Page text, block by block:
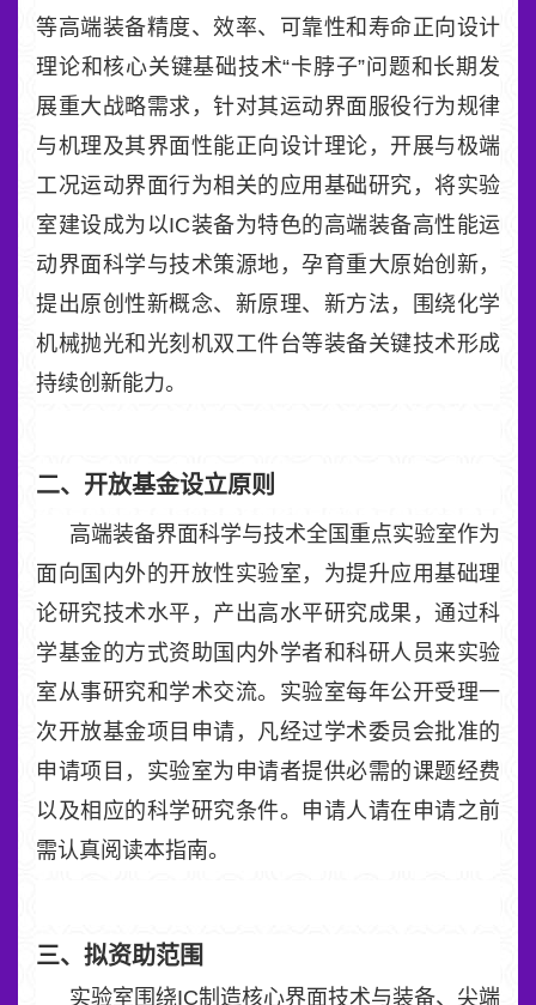
等高端装备精度、效率、可靠性和寿命正向设计
理论和核心关键基础技术“卡脖子”问题和长期发
展重大战略需求，针对其运动界面服役行为规律
与机理及其界面性能正向设计理论，开展与极端
工况运动界面行为相关的应用基础研究，将实验
室建设成为以IC装备为特色的高端装备高性能运
动界面科学与技术策源地，孕育重大原始创新，
提出原创性新概念、新原理、新方法，围绕化学
机械抛光和光刻机双工件台等装备关键技术形成
持续创新能力。
二、开放基金设立原则
高端装备界面科学与技术全国重点实验室作为
面向国内外的开放性实验室，为提升应用基础理
论研究技术水平，产出高水平研究成果，通过科
学基金的方式资助国内外学者和科研人员来实验
室从事研究和学术交流。实验室每年公开受理一
次开放基金项目申请，凡经过学术委员会批准的
申请项目，实验室为申请者提供必需的课题经费
以及相应的科学研究条件。申请人请在申请之前
需认真阅读本指南。
三、拟资助范围
实验室围绕IC制造核心界面技术与装备、尖端